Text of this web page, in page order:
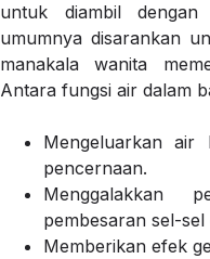
untuk diambil
umumnya disarankan
manakala wanita
Antara fungsi air dalam
Mengeluarkan
pencernaan.
Menggalakkan
pembesaran sel-
Memberikan efek